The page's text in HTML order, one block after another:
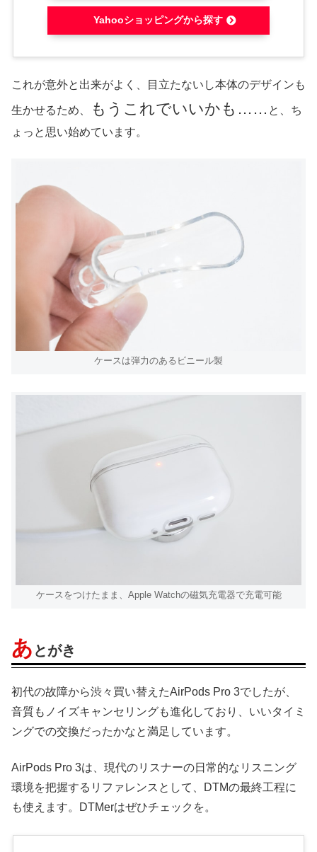
Yahooショッピングから探す
これが意外と出来がよく、目立たないし本体のデザインも
生かせるため、 もうこれでいいかも…… と、ち
ょっと思い始めています。
ケースは弾力のあるビニール製
ケースをつけたまま、Apple Watchの磁気充電器で充電可能
あ とがき
初代の故障から渋々買い替えたAirPods Pro 3でしたが、
音質もノイズキャンセリングも進化しており、いいタイミ
ングでの交換だったかなと満足しています。
AirPods Pro 3は、現代のリスナーの日常的なリスニング
環境を把握するリファレンスとして、DTMの最終工程に
も使えます。DTMerはぜひチェックを。